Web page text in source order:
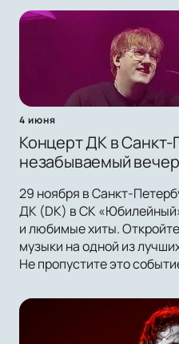
4 июня
Концерт ДК в Санкт-
незабываемый
29 ноября в Санкт-
ДК (DK) в СК
и любимые хиты.
музыки на одной из
Не пропустите это